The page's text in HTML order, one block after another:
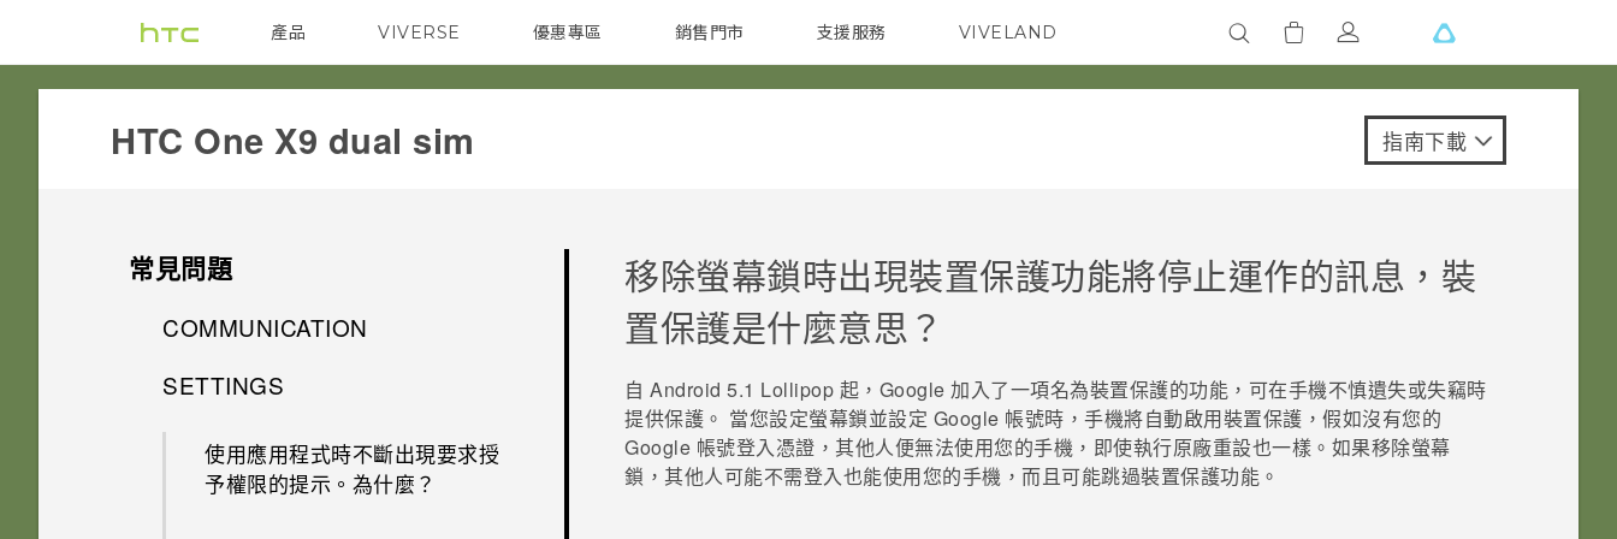
產品
VIVE G REIGNS 智慧型手機 配件
VIVERSE 優惠專區
焦點訊息 校園專案 企業採購
銷售門市
銷售通路 支援服務 VIVELAND
HTC One X9 dual sim‎ 指南下載
常見問題
COMMUNICATION
螢幕在使用擴音功能時會關閉，
如何設定預設的簡訊應用程式？
SETTINGS
使用應用程式時不斷出現要求授
予權限的提示。為什麼？
移除螢幕鎖時出現裝置保護功能將停止運作的訊息，裝
置保護是什麼意思？
自Android 5.1 Lollipop 起， Google 加入了一項名為裝置保護的功能，可在手機不慎遺失或失竊時
提供保護。 當您設定螢幕鎖並設定 Google 帳號時，手機將自動啟用裝置保護，假如沒有您的
Google 帳號登入憑證，其他人便無法使用您的手機，即使執行原廠重設也一樣。如果移除螢幕
鎖，其他人可能不需登入也能使用您的手機，而且可能跳過裝置保護功能。